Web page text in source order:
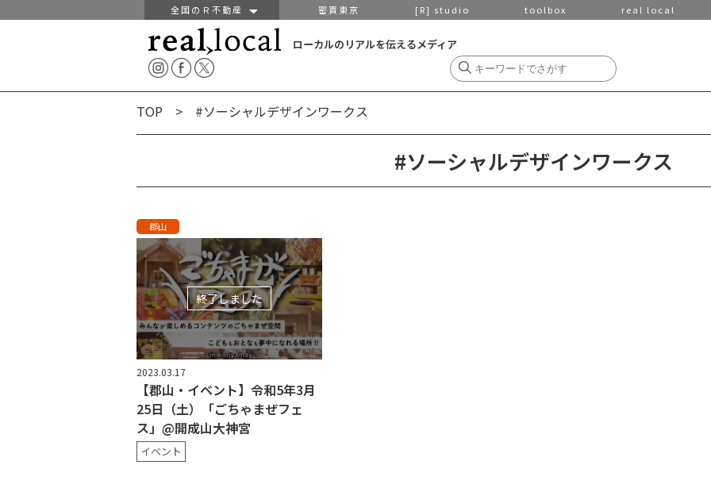
全国のＲ不動産 密買東京 [R] studio toolbox real local
ローカルのリアルを伝えるメディア
TOP > #ソーシャルデザインワークス
#ソーシャルデザインワークス
郡山
終了しました
2023.03.17
【郡山・イベント】令和5年3月
25日（土）「ごちゃまぜフェ
ス」@開成山大神宮
イベント